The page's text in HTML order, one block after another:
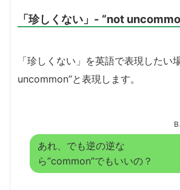
「珍しくない」- “not
「珍しくない」を英語で表現したい
uncommon”と表現します。
あれ、でも逆の逆な
ら”common”でもいいの？